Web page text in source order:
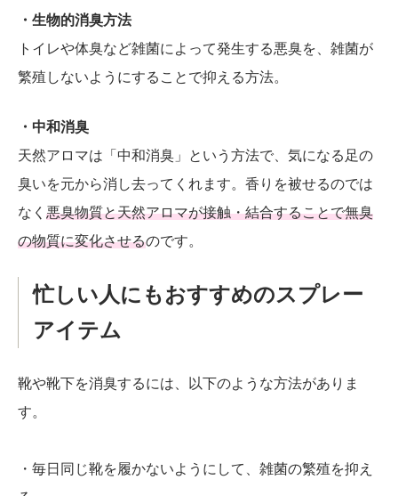
・生物的消臭方法
トイレや体臭など雑菌によって発生する悪臭を、雑菌が
繁殖しないようにすることで抑える方法。
・中和消臭
天然アロマは「中和消臭」という方法で、気になる足の
臭いを元から消し去ってくれます。香りを被せるのでは
なく 悪臭物質と天然アロマが接触・結合することで無臭
の物質に変化させるのです。
忙しい人にもおすすめのスプレー
アイテム
靴や靴下を消臭するには、以下のような方法がありま
す。
・毎日同じ靴を履かないようにして、雑菌の繁殖を抑え